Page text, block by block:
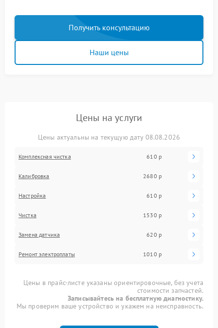
Получить консультацию
Наши цены
Цены на услуги
Цены актуальны на текущую дату 08.08.2026
Комплексная чистка 610 р
Калибровка 2680 р
Настройка 610 р
Чистка 1530 р
Замена датчика 620 р
Ремонт электроплаты 1010 р
Цены в прайс-листе указаны ориентировочные, без учета
стоимости запчастей.
Записывайтесь на бесплатную диагностику.
Мы проверим ваше устройство и укажем на неисправность.